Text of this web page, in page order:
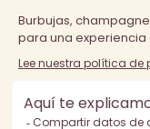
La venta de alcohol